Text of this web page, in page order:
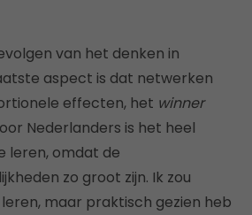
van het denken in
aspect is dat netwerken
effecten, het winner
Nederlanders is het heel
leren, omdat de
zo groot zijn. Ik zou
maar praktisch gezien heb